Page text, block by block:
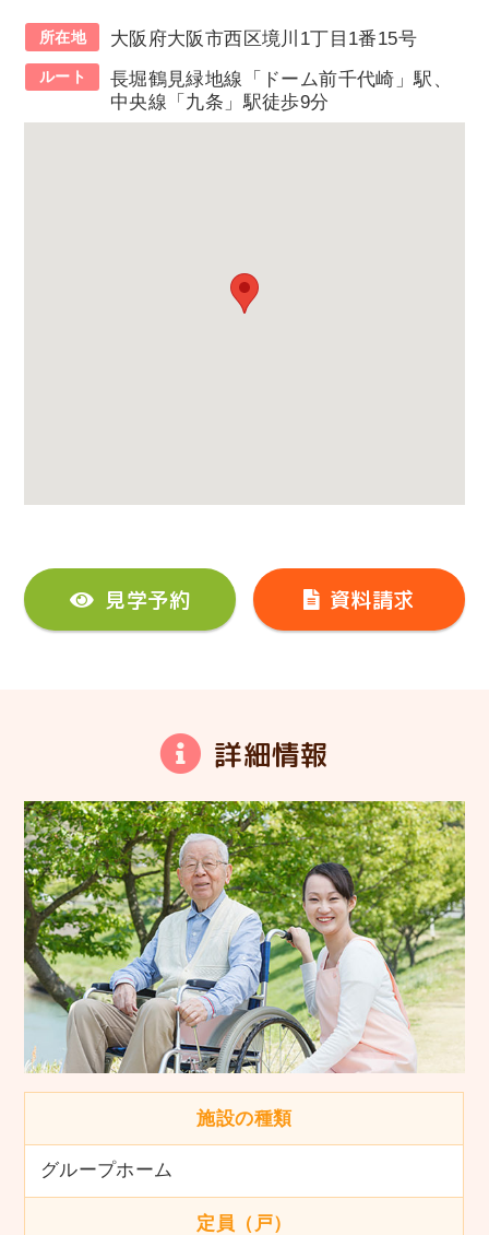
所在地 大阪府大阪市西区境川1丁目1番15号
ルート
長堀鶴見緑地線「ドーム前千代崎」駅、
中央線「九条」駅徒歩9分
見学予約 資料請求
詳細情報
施設の種類
グループホーム
定員（戸）